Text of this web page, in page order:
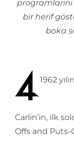
bir herif
boka
1962
Carlin’in, ilk
Offs and Puts-